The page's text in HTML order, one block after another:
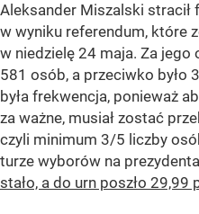
Aleksander Miszalski stracił
w wyniku referendum, które
w niedzielę 24 maja. Za jego
581 osób, a przeciwko było
była frekwencja, ponieważ
za ważne, musiał zostać
czyli minimum 3/5 liczby
turze wyborów na
stało, a do urn poszło 29,99